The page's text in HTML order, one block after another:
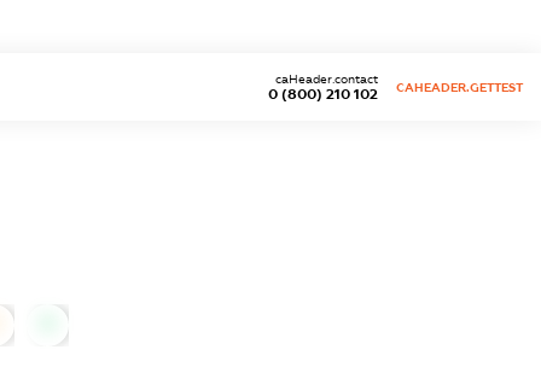
0 (800) 210 102
caHeader.contact
CAHEADER.GETTEST